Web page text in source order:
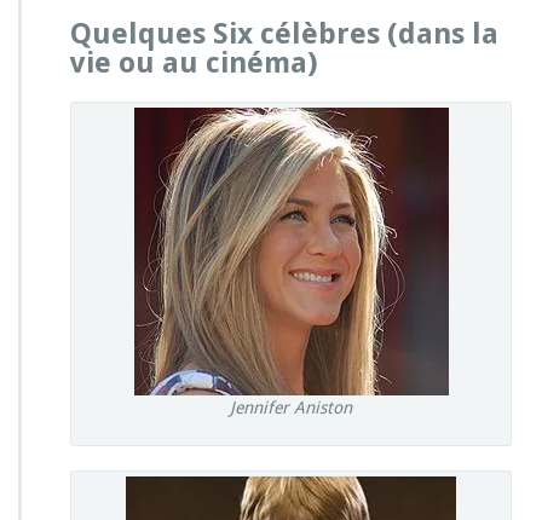
Quelques Six célèbres (dans la
vie ou au cinéma)
Jennifer Aniston